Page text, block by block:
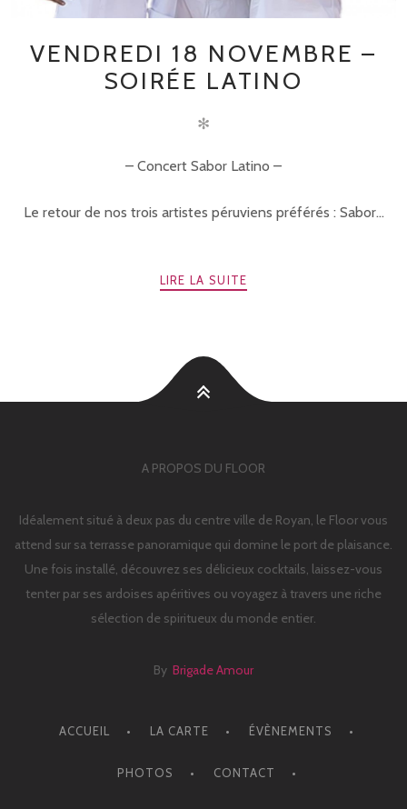
VENDREDI 18 NOVEMBRE –
SOIRÉE LATINO
✻
– Concert Sabor Latino –
Le retour de nos trois artistes péruviens préférés : Sabor...
LIRE LA SUITE
A PROPOS DU FLOOR
Idéalement situé à deux pas du centre ville de Royan, le Floor vous
attend sur sa terrasse panoramique qui domine le port de plaisance.
Une fois installé, découvrez ses délicieux cocktails, laissez-vous
tenter par ses ardoises apéritives ou voyagez à travers une riche
sélection de spiritueux du monde entier.
By Brigade Amour
ACCUEIL LA CARTE ÉVÈNEMENTS
PHOTOS CONTACT